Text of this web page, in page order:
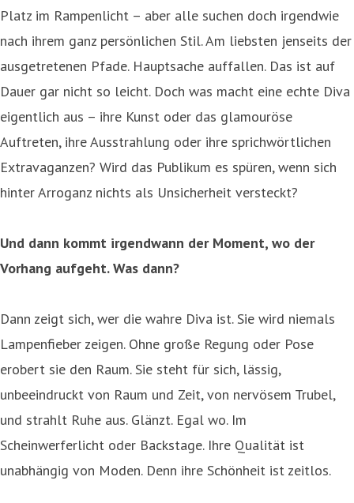
Platz im Rampenlicht – aber alle suchen doch irgendwie
nach ihrem ganz persönlichen Stil. Am liebsten jenseits der
ausgetretenen Pfade. Hauptsache auffallen. Das ist auf
Dauer gar nicht so leicht. Doch was macht eine echte Diva
eigentlich aus – ihre Kunst oder das glamouröse
Auftreten, ihre Ausstrahlung oder ihre sprichwörtlichen
Extravaganzen? Wird das Publikum es spüren, wenn sich
hinter Arroganz nichts als Unsicherheit versteckt?
Und dann kommt irgendwann der Moment, wo der
Vorhang aufgeht. Was dann?
Dann zeigt sich, wer die wahre Diva ist. Sie wird niemals
Lampenfieber zeigen. Ohne große Regung oder Pose
erobert sie den Raum. Sie steht für sich, lässig,
unbeeindruckt von Raum und Zeit, von nervösem Trubel,
und strahlt Ruhe aus. Glänzt. Egal wo. Im
Scheinwerferlicht oder Backstage. Ihre Qualität ist
unabhängig von Moden. Denn ihre Schönheit ist zeitlos.